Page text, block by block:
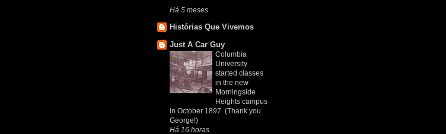
Há 5 meses
Histórias Que Vivemos
Just A Car Guy
Columbia
University
started classes
in the new
Morningside
Heights campus
in October 1897. (Thank you
George!)
Há 16 horas